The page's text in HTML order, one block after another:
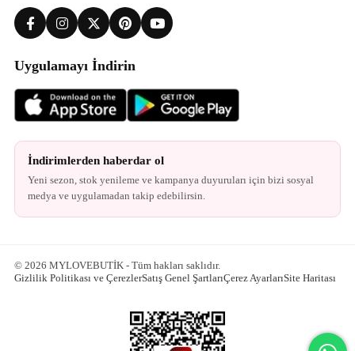
Uygulamayı İndirin
İndirimlerden haberdar ol
Yeni sezon, stok yenileme ve kampanya duyuruları için bizi sosyal
medya ve uygulamadan takip edebilirsin.
© 2026 MYLOVEBUTİK - Tüm hakları saklıdır.
Gizlilik Politikası ve ÇerezlerSatış Genel ŞartlarıÇerez AyarlarıSite Haritası